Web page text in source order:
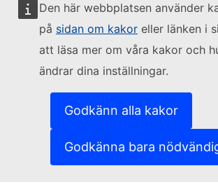
Den här webbplatsen använder
på sidan om kakor eller länken i
att läsa mer om våra kakor och
ändrar dina inställningar.
Godkänn alla kakor
Godkänna bara
Följ kommissionen
Kontakta oss (Extern länk)
Rapportera sårbarheter i it-systemen
Språkpolicy för våra webbplatser
Kakor (cookies)(Extern länk)
Integritetspolicy
Rättsligt meddelande
(Extern länk)